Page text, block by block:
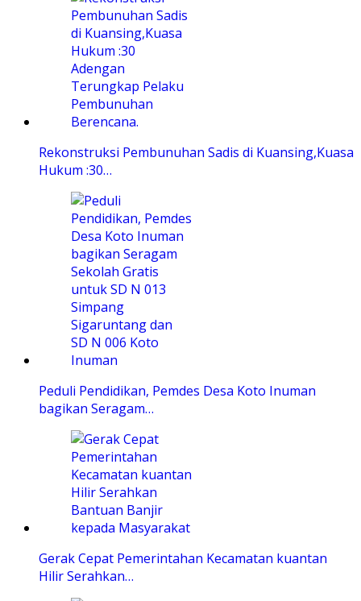
Rekonstruksi Pembunuhan Sadis di Kuansing,Kuasa
Hukum :30…
Peduli Pendidikan, Pemdes Desa Koto Inuman
bagikan Seragam…
Gerak Cepat Pemerintahan Kecamatan kuantan
Hilir Serahkan…